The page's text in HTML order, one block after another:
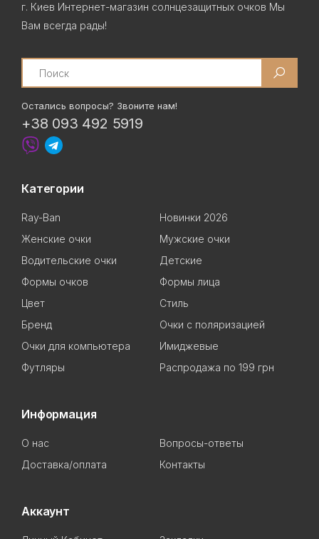
г. Киев Интернет-магазин солнцезащитных очков Мы
Вам всегда рады!
Search
Остались вопросы? Звоните нам!
+38 093 492 5919
Категории
Ray-Ban
Новинки 2026
Женские очки
Мужские очки
Водительские очки
Детские
Формы очков
Формы лица
Цвет
Стиль
Бренд
Очки с поляризацией
Очки для компьютера
Имиджевые
Футляры
Распродажа по 199 грн
Информация
О нас
Вопросы-ответы
Доставка/оплата
Контакты
Аккаунт